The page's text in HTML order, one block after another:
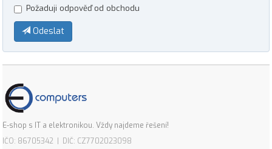
Požaduji odpověď od obchodu
Odeslat
E-shop s IT a elektronikou. Vždy najdeme řešení!
IČO: 86705342 | DIČ: CZ7702023098